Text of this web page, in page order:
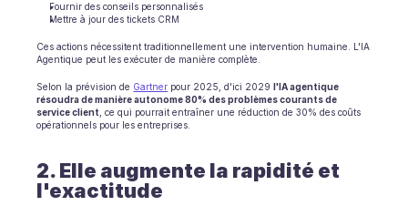
Fournir des conseils personnalisés
Mettre à jour des tickets CRM
Ces actions nécessitent traditionnellement une intervention humaine. L'IA
Agentique peut les exécuter de manière complète.
Selon la prévision de Gartner pour 2025, d'ici 2029 l'IA agentique
résoudra de manière autonome 80% des problèmes courants de
service client , ce qui pourrait entraîner une réduction de 30% des coûts
opérationnels pour les entreprises.
2. Elle augmente la rapidité et
l'exactitude